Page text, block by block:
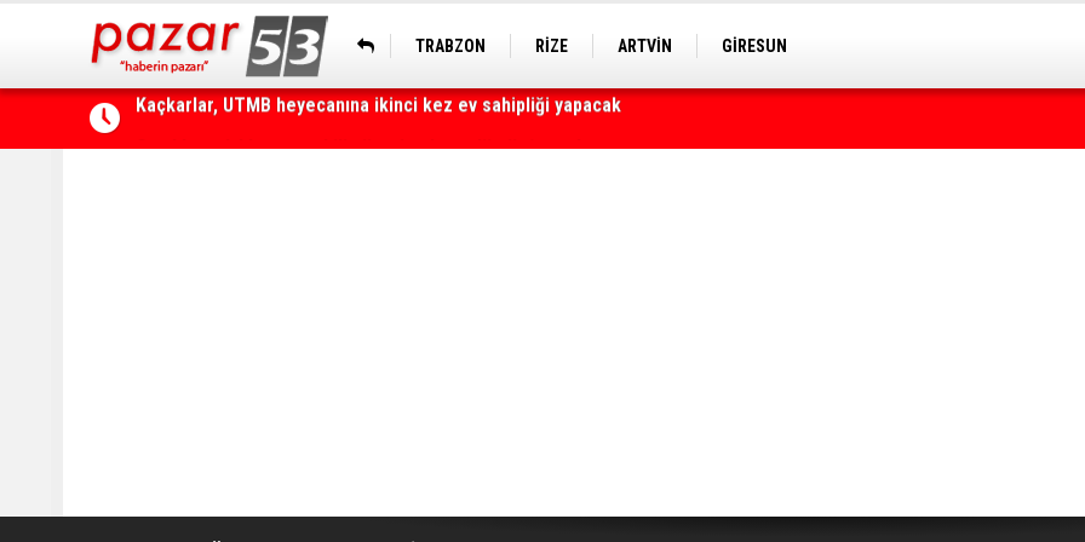
TRABZON RİZE ARTVİN GİRESUN
Çamlıhemşin'de otomobilin üzerine kaya düştü: 1 yaralı